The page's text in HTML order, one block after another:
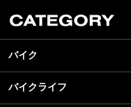
バイク
New Model Show
バイクライフ